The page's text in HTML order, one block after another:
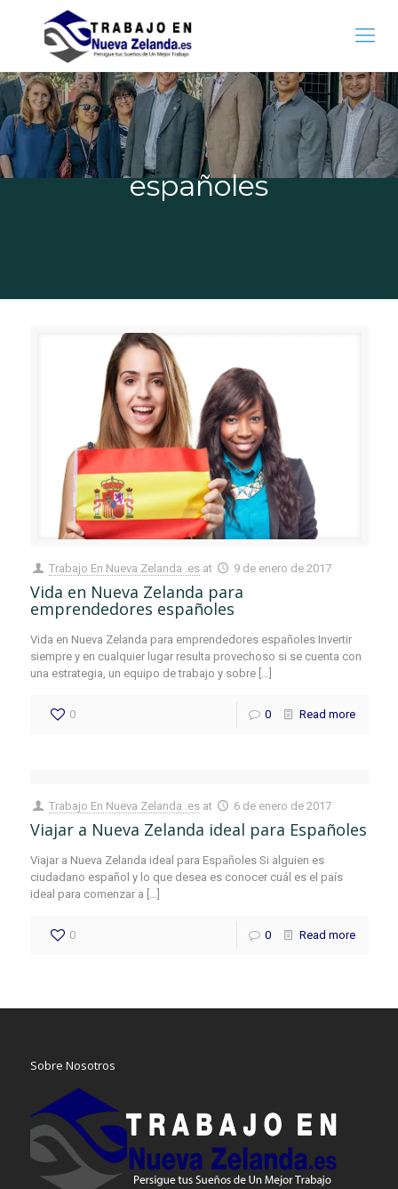
españoles
Trabajo En Nueva Zelanda .es at 9 de enero de 2017
Vida en Nueva Zelanda para
emprendedores españoles
Vida en Nueva Zelanda para emprendedores españoles Invertir
siempre y en cualquier lugar resulta provechoso si se cuenta con
una estrategia, un equipo de trabajo y sobre[…]
0 0 Read more
Trabajo En Nueva Zelanda .es at 6 de enero de 2017
Viajar a Nueva Zelanda ideal para Españoles
Viajar a Nueva Zelanda ideal para Españoles Si alguien es
ciudadano español y lo que desea es conocer cuál es el país
ideal para comenzar a […]
0 0 Read more
Sobre Nosotros